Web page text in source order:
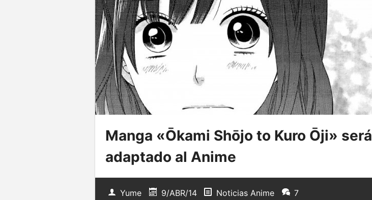
Manga «Ōkami Shōjo to Kuro Ōji» será
adaptado al Anime
Yume 9/ABR/14 Noticias Anime 7